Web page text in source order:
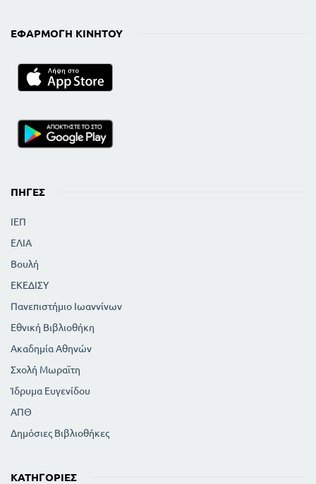
ΕΦΑΡΜΟΓΉ ΚΙΝΗΤΟΎ
ΠΗΓΈΣ
ΙΕΠ
ΕΛΙΑ
Βουλή
ΕΚΕΔΙΣΥ
Πανεπιστήμιο Ιωαννίνων
Εθνική Βιβλιοθήκη
Ακαδημία Αθηνών
Σχολή Μωραϊτη
Ίδρυμα Ευγενίδου
ΑΠΘ
Δημόσιες Βιβλιοθήκες
ΚΑΤΗΓΟΡΊΕΣ